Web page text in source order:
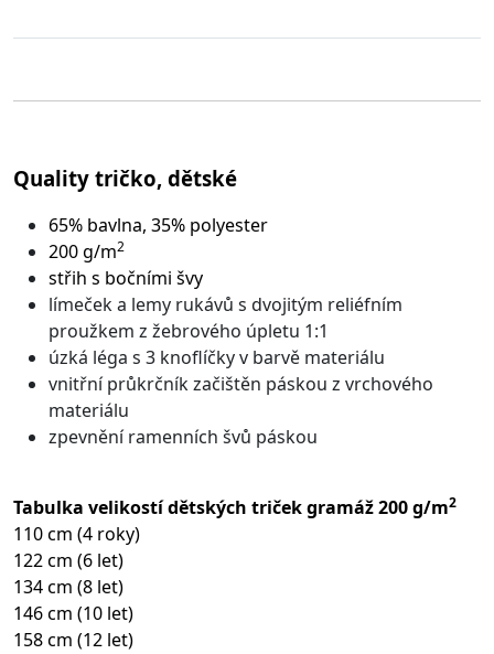
Quality tričko, dětské
65% bavlna, 35% polyester
200 g/m2
střih s bočními švy
límeček a lemy rukávů s dvojitým reliéfním
proužkem z žebrového úpletu 1:1
úzká léga s 3 knoflíčky v barvě materiálu
vnitřní průkrčník začištěn páskou z vrchového
materiálu
zpevnění ramenních švů páskou
Tabulka velikostí dětských triček gramáž 200 g/m2
110 cm (4 roky)
122 cm (6 let)
134 cm (8 let)
146 cm (10 let)
158 cm (12 let)